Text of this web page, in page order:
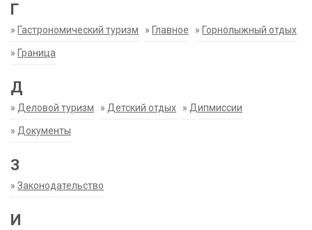
Г
» Гастрономический туризм » Главное » Горнолыжный отдых
» Граница
Д
» Деловой туризм » Детский отдых » Дипмиссии
» Документы
З
» Законодательство
И